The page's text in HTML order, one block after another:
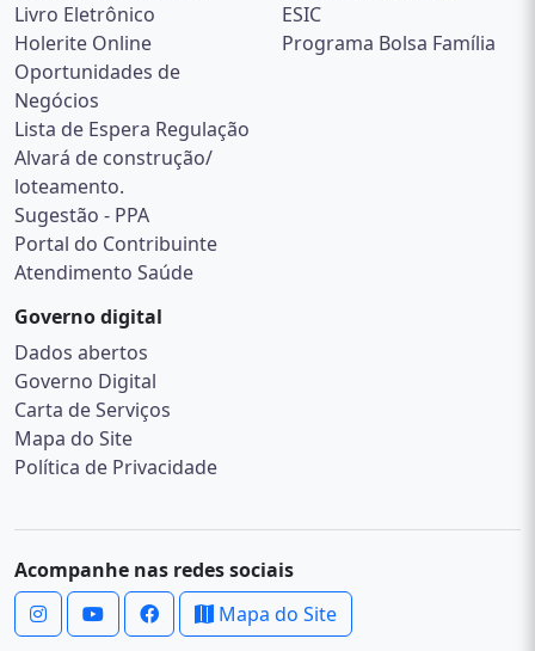
Livro Eletrônico
Holerite Online
Oportunidades de
Negócios
Lista de Espera Regulação
Alvará de construção/
loteamento.
Sugestão - PPA
Portal do Contribuinte
Atendimento Saúde
ESIC
Programa Bolsa Família
Governo digital
Dados abertos
Governo Digital
Carta de Serviços
Mapa do Site
Política de Privacidade
Acompanhe nas redes sociais
Mapa do Site